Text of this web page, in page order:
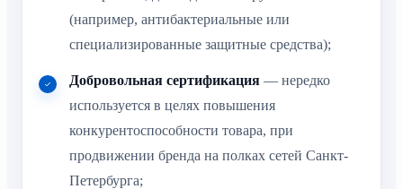
(например, антибактериальные или
специализированные защитные средства);
Добровольная сертификация — нередко
используется в целях повышения
конкурентоспособности товара, при
продвижении бренда на полках сетей Санкт-
Петербурга;